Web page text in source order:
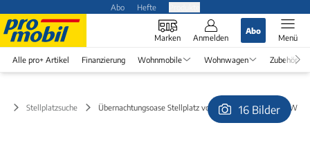
Abo Hefte
Marken Anmelden
Abo
Menü
Alle pro+ Artikel Finanzierung Wohnmobile Wohnwagen Zubehör
Stellplatzsuche Übernachtungsoase Stellplatz vor dem Südsee-Camp in
16 Bilder